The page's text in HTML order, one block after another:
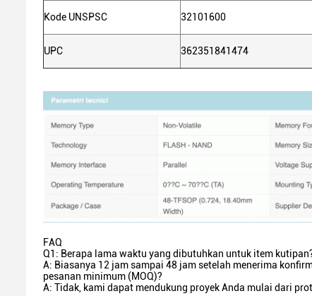
Kode UNSPSC 32101600
UPC 362351841474
FAQ
Q1: Berapa lama waktu yang dibutuhkan untuk item
A: Biasanya 12 jam sampai 48 jam setelah menerima
pesanan minimum (MOQ)?
A: Tidak, kami dapat mendukung proyek Anda mulai dari